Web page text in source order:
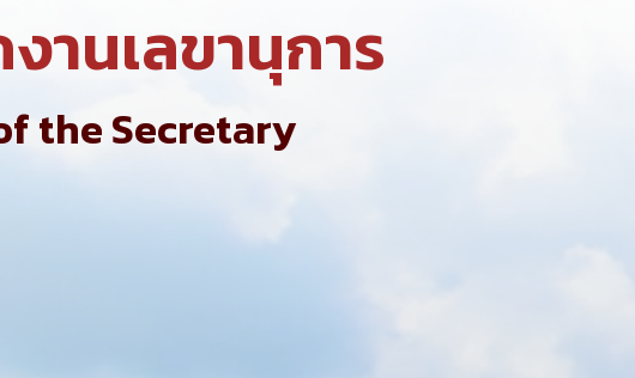
านเลขานุการ
the Secretary